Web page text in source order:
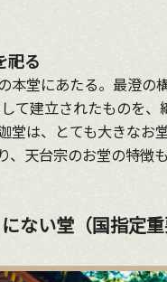
祀る
本堂にあたる。最澄
建立されたものを、
は、とても大きなお
、天台宗のお堂の特徴
にない堂（国指定